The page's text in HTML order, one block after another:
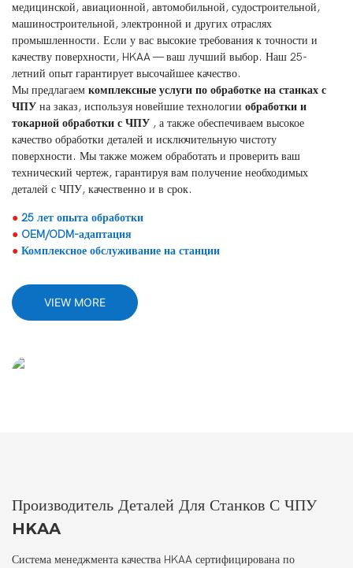
медицинской, авиационной, автомобильной, судостроительной,
машиностроительной, электронной и других отраслях
промышленности. Если у вас высокие требования к точности и
качеству поверхности, HKAA — ваш лучший выбор. Наш 25-
летний опыт гарантирует высочайшее качество.
Мы предлагаем комплексные услуги по обработке на станках с
ЧПУ на заказ, используя новейшие технологии обработки и
токарной обработки с ЧПУ , а также обеспечиваем высокое
качество обработки деталей и исключительную чистоту
поверхности. Мы также можем обработать и проверить ваш
технический чертеж, гарантируя вам получение необходимых
деталей с ЧПУ, качественно и в срок.
● 25 лет опыта обработки
● OEM/ODM-адаптация
● Комплексное обслуживание на станции
VIEW MORE
Производитель Деталей Для Станков С ЧПУ
HKAA
Система менеджмента качества HKAA сертифицирована по